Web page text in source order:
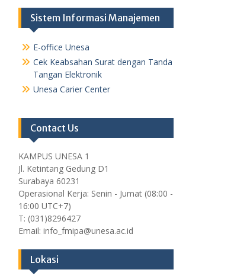
Sistem Informasi Manajemen
E-office Unesa
Cek Keabsahan Surat dengan Tanda
Tangan Elektronik
Unesa Carier Center
Contact Us
KAMPUS UNESA 1
Jl. Ketintang Gedung D1
Surabaya 60231
Operasional Kerja: Senin - Jumat (08:00 -
16:00 UTC+7)
T: (031)8296427
Email: info_fmipa@unesa.ac.id
Lokasi